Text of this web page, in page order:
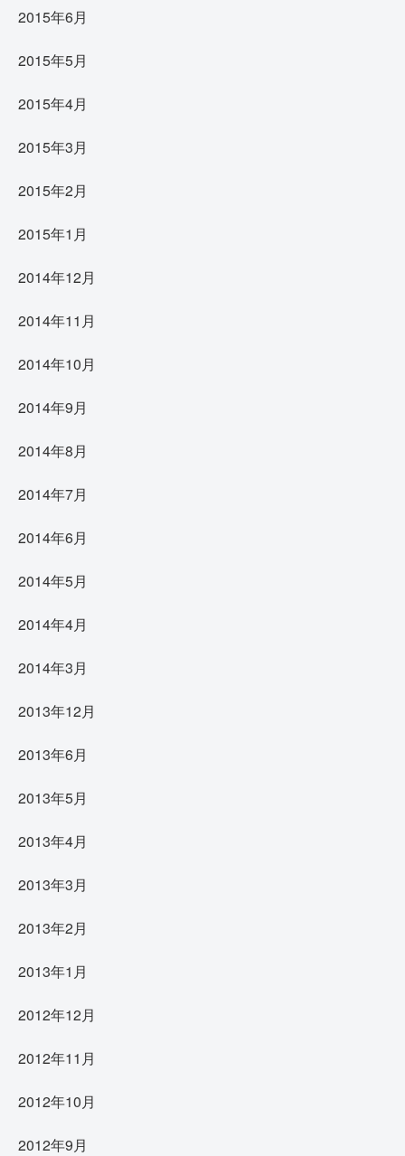
2015年6月
2015年5月
2015年4月
2015年3月
2015年2月
2015年1月
2014年12月
2014年11月
2014年10月
2014年9月
2014年8月
2014年7月
2014年6月
2014年5月
2014年4月
2014年3月
2013年12月
2013年6月
2013年5月
2013年4月
2013年3月
2013年2月
2013年1月
2012年12月
2012年11月
2012年10月
2012年9月